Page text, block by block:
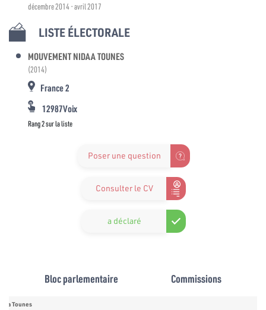
décembre 2014 - avril 2017
LISTE ÉLECTORALE
MOUVEMENT NIDAA TOUNES
(2014)
France 2
12987Voix
Rang 2 sur la liste
Poser une question
Consulter le CV
a déclaré
Bloc parlementaire Commissions
Tounes